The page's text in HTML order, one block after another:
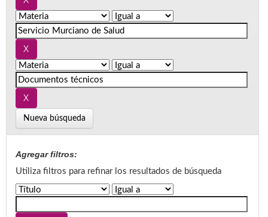
Nueva búsqueda
Agregar filtros:
Utiliza filtros para refinar los resultados de búsqueda